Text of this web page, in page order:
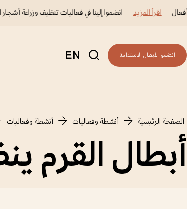
اقرأ المزيد انضموا إلينا في فعاليات تنظيف وزراعة أشجار
EN انضموا لأبطال الاستدامة
الصفحة الرئيسية أنشطة وفعاليات أنشطة وفعاليات
أبطال القرم